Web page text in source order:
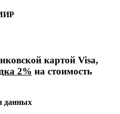
картой Visa,
2% на стоимость
данных